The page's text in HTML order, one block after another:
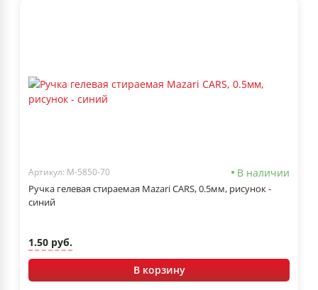
Артикул: M-5850-70 В наличии
Ручка гелевая стираемая Mazari CARS, 0.5мм, рисунок -
синий
1.50 руб.
В корзину